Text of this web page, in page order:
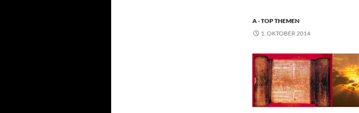
A - TOP THEMEN
1. OKTOBER 2014